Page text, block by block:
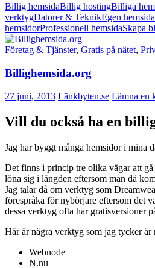
Billig hemsidaBillig hostingBilliga
verktygDatorer & TeknikEgen hemsida
hemsidorProfessionell hemsidaSkapa
Företag & Tjänster, Gratis på nätet,
Billighemsida.org
27 juni, 2013 Länkbyten.se Lämna en
Vill du också ha en
Jag har byggt många hemsidor i mina
Det finns i princip tre olika vägar att
löna sig i längden eftersom man då
Jag talar då om verktyg som
förespråka för nybörjare eftersom det
dessa verktyg ofta har gratisversioner
Här är några verktyg som jag tycker är
Webnode
N.nu